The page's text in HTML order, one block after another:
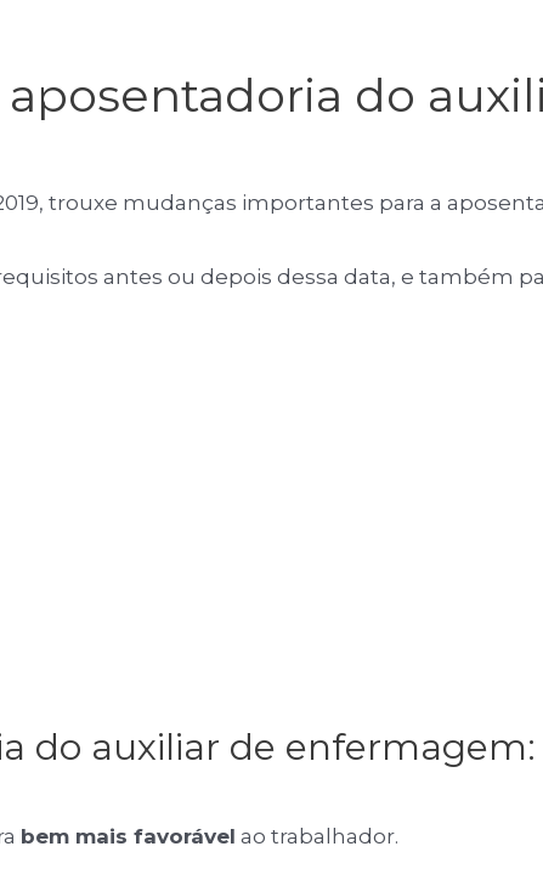
aposentadoria do
trouxe mudanças importantes para a
antes ou depois dessa data, e também
do auxiliar de
bem mais favorável ao trabalhador.